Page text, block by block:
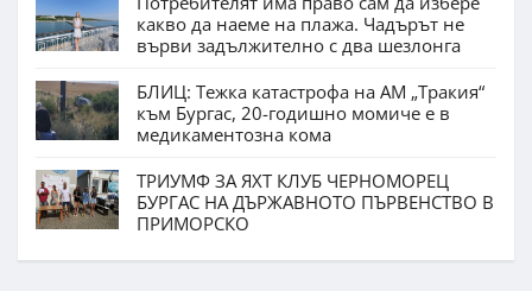
какво да наеме на плажа. Чадърът не
върви задължително с два шезлонга
БЛИЦ: Тежка катастрофа на АМ „Тракия“
към Бургас, 20-годишно момиче е в
медикаментозна кома
ТРИУМФ ЗА ЯХТ КЛУБ ЧЕРНОМОРЕЦ
БУРГАС НА ДЪРЖАВНОТО ПЪРВЕНСТВО В
ПРИМОРСКО